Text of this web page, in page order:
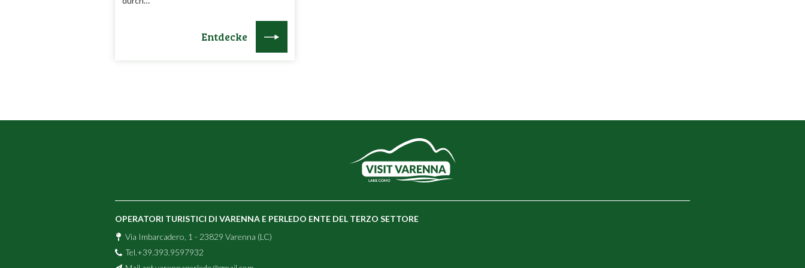
Entdecke
OPERATORI TURISTICI DI VARENNA E PERLEDO ENTE DEL TERZO SETTORE
Via Imbarcadero, 1 - 23829 Varenna (LC)
Tel.+39.393.9597932